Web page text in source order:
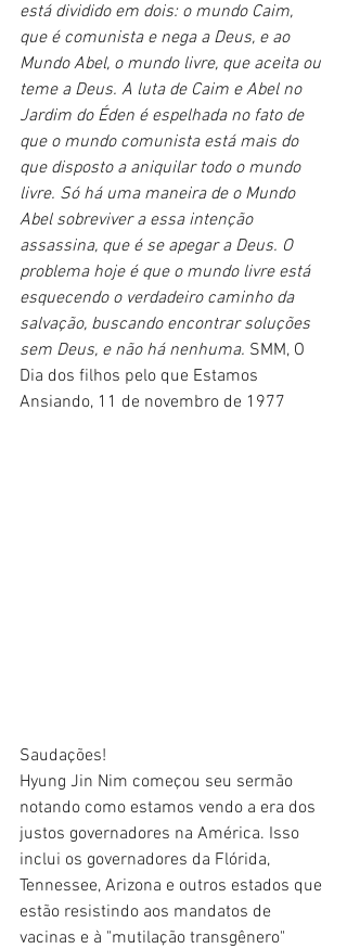
está dividido em dois: o mundo Caim,
que é comunista e nega a Deus, e ao
Mundo Abel, o mundo livre, que aceita ou
teme a Deus. A luta de Caim e Abel no
Jardim do Éden é espelhada no fato de
que o mundo comunista está mais do
que disposto a aniquilar todo o mundo
livre. Só há uma maneira de o Mundo
Abel sobreviver a essa intenção
assassina, que é se apegar a Deus. O
problema hoje é que o mundo livre está
esquecendo o verdadeiro caminho da
salvação, buscando encontrar soluções
sem Deus, e não há nenhuma. SMM, O
Dia dos filhos pelo que Estamos
Ansiando, 11 de novembro de 1977
Saudações!
Hyung Jin Nim começou seu sermão
notando como estamos vendo a era dos
justos governadores na América. Isso
inclui os governadores da Flórida,
Tennessee, Arizona e outros estados que
estão resistindo aos mandatos de
vacinas e à "mutilação transgênero"